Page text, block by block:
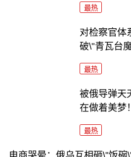
最热
对检察官体
破\"青瓦台
最热
被俄导弹天
在做着美梦！
最热